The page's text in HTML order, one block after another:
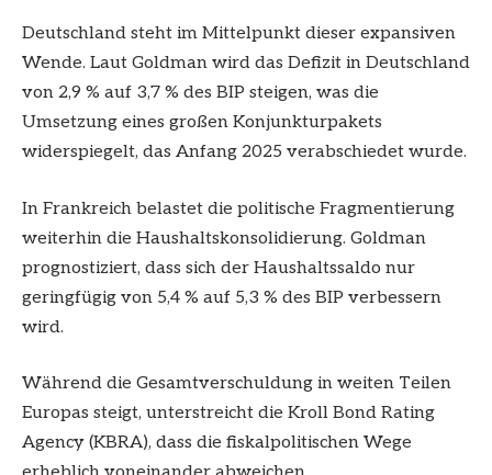
Deutschland steht im Mittelpunkt dieser expansiven
Wende. Laut Goldman wird das Defizit in Deutschland
von 2,9 % auf 3,7 % des BIP steigen, was die
Umsetzung eines großen Konjunkturpakets
widerspiegelt, das Anfang 2025 verabschiedet wurde.
In Frankreich belastet die politische Fragmentierung
weiterhin die Haushaltskonsolidierung. Goldman
prognostiziert, dass sich der Haushaltssaldo nur
geringfügig von 5,4 % auf 5,3 % des BIP verbessern
wird.
Während die Gesamtverschuldung in weiten Teilen
Europas steigt, unterstreicht die Kroll Bond Rating
Agency (KBRA), dass die fiskalpolitischen Wege